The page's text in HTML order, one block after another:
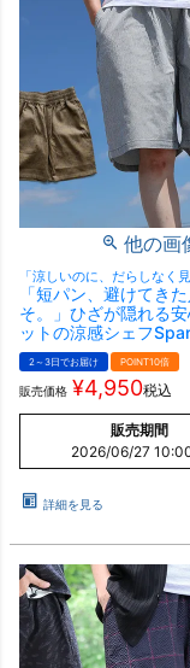
他の画
「涼しいのに、だらしなく
「短パン、避けてき
そ。」ひざが隠れる
ットの涼感シェフ
2～3日でお届け POINT10倍
販売価格 ¥4,950税込
販売期間
2026/06/27
詳細を見る